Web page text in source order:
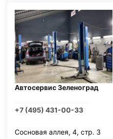
Автосервис Зеленоград
+7 (495) 431-00-33
Сосновая аллея, 4, стр. 3